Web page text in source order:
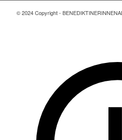
© 2024 Copyright -